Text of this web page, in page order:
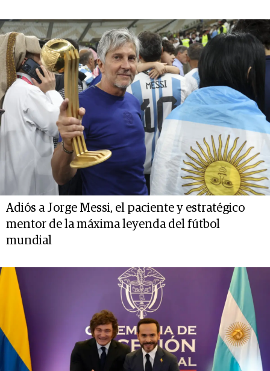
Adiós a Jorge Messi, el paciente y estratégico
mentor de la máxima leyenda del fútbol
mundial